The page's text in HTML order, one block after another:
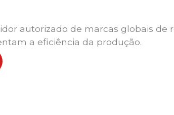
autorizado de marcas globais
a eficiência da produção.